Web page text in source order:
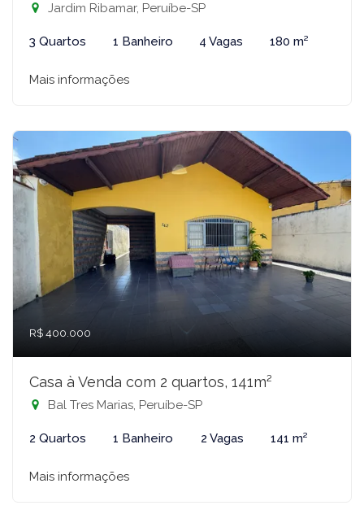
Jardim Ribamar, Peruíbe-SP
3 Quartos 1 Banheiro 4 Vagas 180 m²
Mais informações
R$ 400.000
Casa à Venda com 2 quartos, 141m²
Bal Tres Marias, Peruíbe-SP
2 Quartos 1 Banheiro 2 Vagas 141 m²
Mais informações